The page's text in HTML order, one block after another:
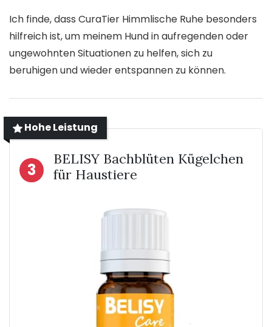
Ich finde, dass CuraTier Himmlische Ruhe besonders
hilfreich ist, um meinem Hund in aufregenden oder
ungewohnten Situationen zu helfen, sich zu
beruhigen und wieder entspannen zu können.
Hohe Leistung
3
BELISY Bachblüten Kügelchen
für Haustiere